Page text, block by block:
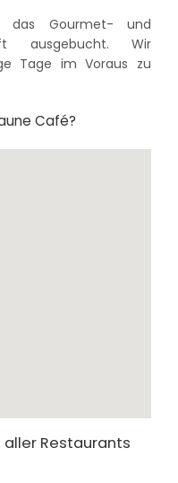
das Gourmet- und
ausgebucht. Wir
Tage im Voraus zu
Café?
aller Restaurants